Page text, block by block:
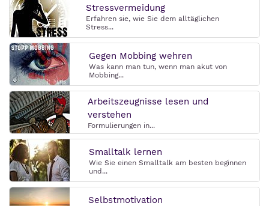
Stressvermeidung
Erfahren sie, wie Sie dem alltäglichen
Stress...
Gegen Mobbing wehren
Was kann man tun, wenn man akut von
Mobbing...
Arbeitszeugnisse lesen und
verstehen
Formulierungen in...
Smalltalk lernen
Wie Sie einen Smalltalk am besten beginnen
und...
Selbstmotivation